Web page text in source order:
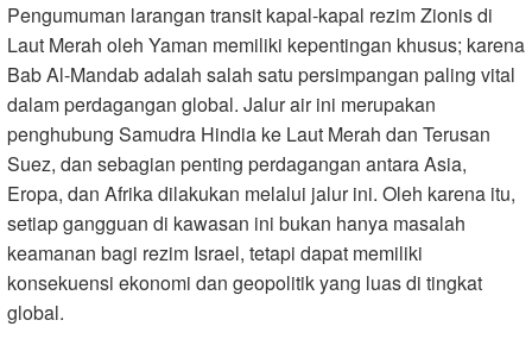
Pengumuman larangan transit kapal-kapal rezim Zionis di
Laut Merah oleh Yaman memiliki kepentingan khusus; karena
Bab Al-Mandab adalah salah satu persimpangan paling vital
dalam perdagangan global. Jalur air ini merupakan
penghubung Samudra Hindia ke Laut Merah dan Terusan
Suez, dan sebagian penting perdagangan antara Asia,
Eropa, dan Afrika dilakukan melalui jalur ini. Oleh karena itu,
setiap gangguan di kawasan ini bukan hanya masalah
keamanan bagi rezim Israel, tetapi dapat memiliki
konsekuensi ekonomi dan geopolitik yang luas di tingkat
global.